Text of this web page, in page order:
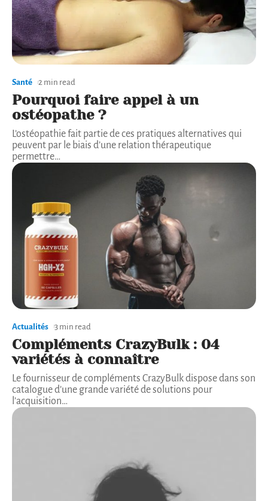
Santé 2 min read
Pourquoi faire appel à un
ostéopathe ?
L’ostéopathie fait partie de ces pratiques alternatives qui
peuvent par le biais d’une relation thérapeutique
permettre…
Actualités 3 min read
Compléments CrazyBulk : 04
variétés à connaître
Le fournisseur de compléments CrazyBulk dispose dans son
catalogue d’une grande variété de solutions pour
l’acquisition…